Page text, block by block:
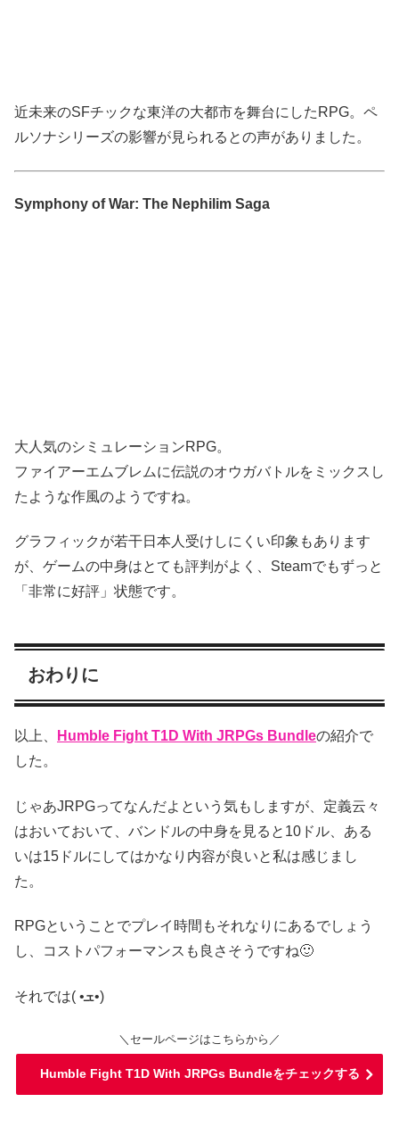
近未来のSFチックな東洋の大都市を舞台にしたRPG。ペ
ルソナシリーズの影響が見られるとの声がありました。
Symphony of War: The Nephilim Saga
大人気のシミュレーションRPG。
ファイアーエムブレムに伝説のオウガバトルをミックスし
たような作風のようですね。
グラフィックが若干日本人受けしにくい印象もあります
が、ゲームの中身はとても評判がよく、Steamでもずっと
「非常に好評」状態です。
おわりに
以上、 Humble Fight T1D With JRPGs Bundleの紹介で
した。
じゃあJRPGってなんだよという気もしますが、定義云々
はおいておいて、バンドルの中身を見ると10ドル、ある
いは15ドルにしてはかなり内容が良いと私は感じまし
た。
RPGということでプレイ時間もそれなりにあるでしょう
し、コストパフォーマンスも良さそうですね🙂
それでは( •ܫ•)
＼セールページはこちらから／
Humble Fight T1D With JRPGs Bundleをチェックする